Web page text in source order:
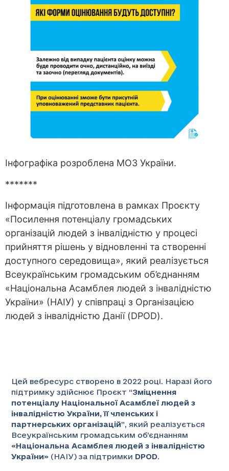
Інфографіка розроблена МОЗ України.
*******
Інформація підготовлена в рамках Проєкту
«Посилення потенціалу громадських
організацій людей з інвалідністю у процесі
прийняття рішень у відновленні та створенні
доступного середовища», який реалізується
Всеукраїнським громадським об’єднанням
«Національна Асамблея людей з інвалідністю
України» (НАІУ) у співпраці з Організацією
людей з інвалідністю Данії (DPOD).
Цей вебресурс створено в 2022 році. Наразі його
підтримку здійснює Проєкт “Зміцнення
потенціалу Національної Асамблеї людей з
інвалідністю України, її членських і
партнерських організацій”, який реалізується
Всеукраїнським громадським об’єднанням
«Національна Асамблея людей з інвалідністю
України» (НАІУ) за підтримки DPOD.